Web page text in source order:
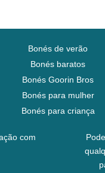
Bonés de verão
Bonés baratos
Bonés Goorin Bros
Bonés para mulher
Bonés para criança
com